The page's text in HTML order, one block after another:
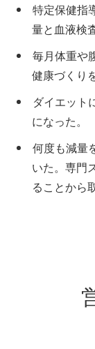
特定保健指
量と血液検
毎月体重や
健康づくり
ダイエット
になった。
何度も減量
いた。専門
ることから